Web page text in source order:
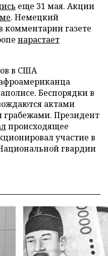
еще 31 мая. Акции
. Немецкий
комментарии газете
нарастает
в США
Беспорядки в
актами
грабежами. Президент
происходящее
участие в
гвардии